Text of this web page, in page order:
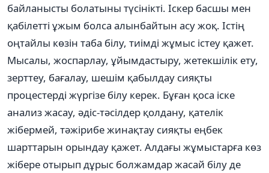
байланысты болатыны түсінікті. Іскер басшы мен
қабілетті ұжым болса алынбайтын асу жоқ. Істің
оңтайлы көзін таба білу, тиімді жұмыс істеу қажет.
Мысалы, жоспарлау, ұйымдастыру, жетекшілік ету,
зерттеу, бағалау, шешім қабылдау сияқты
процестерді жүргізе білу керек. Бұған қоса іске
анализ жасау, әдіс-тәсілдер қолдану, қателік
жібермей, тәжірибе жинақтау сияқты еңбек
шарттарын орындау қажет. Алдағы жұмыстарға көз
жібере отырып дұрыс болжамдар жасай білу де